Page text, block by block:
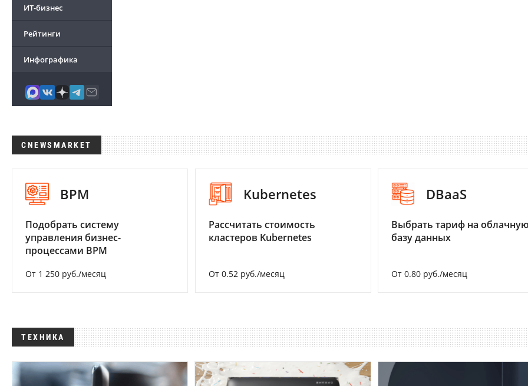
ИТ-бизнес
Рейтинги
Инфографика
CNEWSMARKET
BPM
Подобрать систему
управления бизнес-
процессами BPM
От 1 250 руб./месяц
Kubernetes
Рассчитать стоимость
кластеров Kubernetes
От 0.52 руб./месяц
DBaaS
Выбрать тариф на
базу данных
От 0.80 руб./месяц
ТЕХНИКА